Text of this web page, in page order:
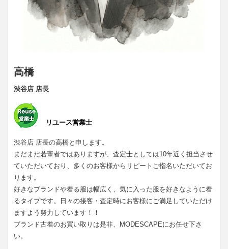
高橋
渋谷店 店長
リユース営業士
渋谷店 店長の高橋と申します。
まだまだ若輩者ではありますが、査定士としては10年近く担当させ
ていただいており、多くのお客様からリピートご指名いただいてお
ります。
好きなブランドや着る服は幅広く、気に入った服を好きなように着
るタイプです。日々の接客・査定時にお客様にご満足していただけ
ますよう努力しています！！
ブランド古着のお買い取りは是非、MODESCAPEにお任せ下さ
い。